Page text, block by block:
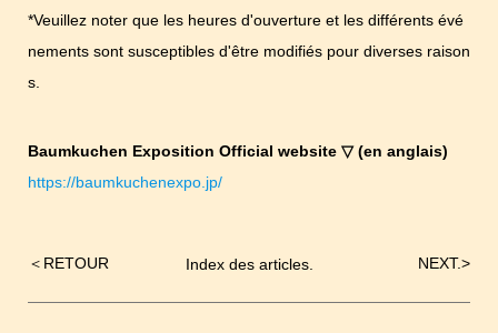
*Veuillez noter que les heures d'ouverture et les différents évé
nements sont susceptibles d'être modifiés pour diverses raison
s.
Baumkuchen Exposition Official website ▽ (en anglais)
https://baumkuchenexpo.jp/
Index des articles.
Navigation
＜ RETOUR NEXT.>